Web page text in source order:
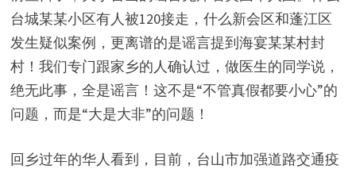
台城某某小区有人被120接走，什么新会区和蓬江区
发生疑似案例，更离谱的是谣言提到海宴某某村封
村！我们专门跟家乡的人确认过，做医生的同学说，
绝无此事，全是谣言！这不是“不管真假都要小心”的
问题，而是“大是大非”的问题！
回乡过年的华人看到，目前，台山市加强道路交通疫